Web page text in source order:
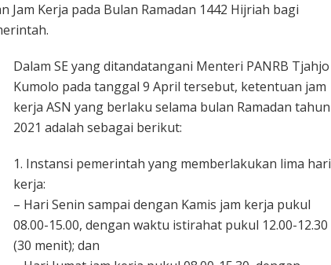
Kerja pada Bulan Ramadan 1442 Hijriah bagi
Dalam SE yang ditandatangani Menteri PANRB Tjahjo
Kumolo pada tanggal 9 April tersebut, ketentuan jam
kerja ASN yang berlaku selama bulan Ramadan tahun
2021 adalah sebagai berikut:
1. Instansi pemerintah yang memberlakukan lima hari
kerja:
– Hari Senin sampai dengan Kamis jam kerja pukul
08.00-15.00, dengan waktu istirahat pukul 12.00-12.30
(30 menit); dan